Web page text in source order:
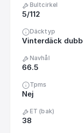
Bultcirkel
5/112
Däcktyp
Vinterdäck dubb
Navhål
66.5
Tpms
Nej
ET (bak)
38